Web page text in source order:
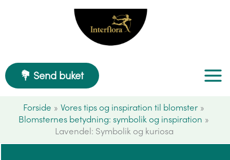
💐 Send buket
Forside
Vores tips og inspiration til blomster
Blomsternes betydning: symbolik og inspiration
Lavendel: Symbolik og kuriosa